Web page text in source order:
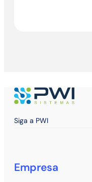
Siga a PWI
Empresa